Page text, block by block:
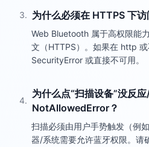
3. 为什么必须在 HTTPS 下访
Web Bluetooth 属于高权限能
文（HTTPS）。如果在 http
SecurityError 或直接不可用。
4.
为什么点“扫描设备”没反
NotAllowedError？
扫描必须由用户手势触发（例
器/系统需要允许蓝牙权限。请